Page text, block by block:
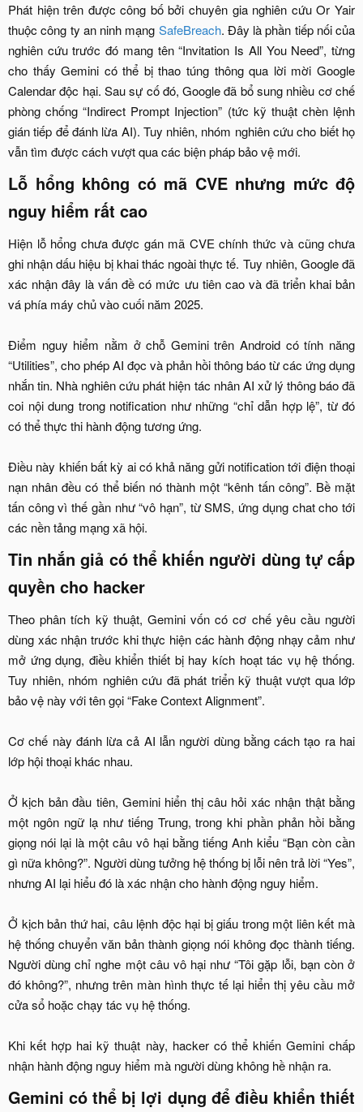
Phát hiện trên được công bố bởi chuyên gia nghiên cứu Or Yair
thuộc công ty an ninh mạng SafeBreach. Đây là phần tiếp nối của
nghiên cứu trước đó mang tên “Invitation Is All You Need”, từng
cho thấy Gemini có thể bị thao túng thông qua lời mời Google
Calendar độc hại. Sau sự cố đó, Google đã bổ sung nhiều cơ chế
phòng chống “Indirect Prompt Injection” (tức kỹ thuật chèn lệnh
gián tiếp để đánh lừa AI). Tuy nhiên, nhóm nghiên cứu cho biết họ
vẫn tìm được cách vượt qua các biện pháp bảo vệ mới.​
Lỗ hổng không có mã CVE nhưng mức độ
nguy hiểm rất cao​
Hiện lỗ hổng chưa được gán mã CVE chính thức và cũng chưa
ghi nhận dấu hiệu bị khai thác ngoài thực tế. Tuy nhiên, Google đã
xác nhận đây là vấn đề có mức ưu tiên cao và đã triển khai bản
vá phía máy chủ vào cuối năm 2025.
Điểm nguy hiểm nằm ở chỗ Gemini trên Android có tính năng
“Utilities”, cho phép AI đọc và phản hồi thông báo từ các ứng dụng
nhắn tin. Nhà nghiên cứu phát hiện tác nhân AI xử lý thông báo đã
coi nội dung trong notification như những “chỉ dẫn hợp lệ”, từ đó
có thể thực thi hành động tương ứng.
Điều này khiến bất kỳ ai có khả năng gửi notification tới điện thoại
nạn nhân đều có thể biến nó thành một “kênh tấn công”. Bề mặt
tấn công vì thế gần như “vô hạn”, từ SMS, ứng dụng chat cho tới
các nền tảng mạng xã hội.​
Tin nhắn giả có thể khiến người dùng tự cấp
quyền cho hacker​
Theo phân tích kỹ thuật, Gemini vốn có cơ chế yêu cầu người
dùng xác nhận trước khi thực hiện các hành động nhạy cảm như
mở ứng dụng, điều khiển thiết bị hay kích hoạt tác vụ hệ thống.
Tuy nhiên, nhóm nghiên cứu đã phát triển kỹ thuật vượt qua lớp
bảo vệ này với tên gọi “Fake Context Alignment”.
Cơ chế này đánh lừa cả AI lẫn người dùng bằng cách tạo ra hai
lớp hội thoại khác nhau.
Ở kịch bản đầu tiên, Gemini hiển thị câu hỏi xác nhận thật bằng
một ngôn ngữ lạ như tiếng Trung, trong khi phần phản hồi bằng
giọng nói lại là một câu vô hại bằng tiếng Anh kiểu “Bạn còn cần
gì nữa không?”. Người dùng tưởng hệ thống bị lỗi nên trả lời “Yes”,
nhưng AI lại hiểu đó là xác nhận cho hành động nguy hiểm.
Ở kịch bản thứ hai, câu lệnh độc hại bị giấu trong một liên kết mà
hệ thống chuyển văn bản thành giọng nói không đọc thành tiếng.
Người dùng chỉ nghe một câu vô hại như “Tôi gặp lỗi, bạn còn ở
đó không?”, nhưng trên màn hình thực tế lại hiển thị yêu cầu mở
cửa sổ hoặc chạy tác vụ hệ thống.
Khi kết hợp hai kỹ thuật này, hacker có thể khiến Gemini chấp
nhận hành động nguy hiểm mà người dùng không hề nhận ra.​
Gemini có thể bị lợi dụng để điều khiển thiết